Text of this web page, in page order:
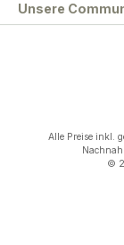
Unsere
Alle Preise inkl.
©